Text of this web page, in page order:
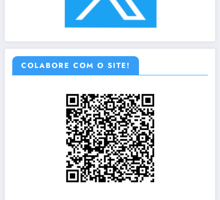
COLABORE COM O SITE!